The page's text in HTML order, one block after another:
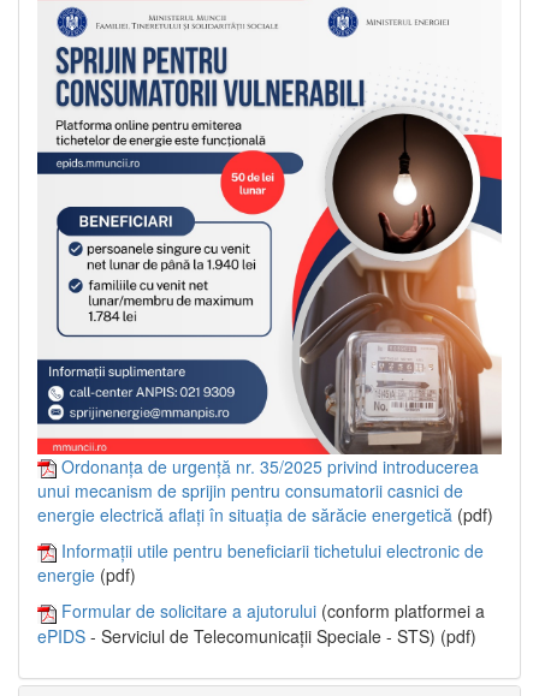
Ordonanța de urgență nr. 35/2025 privind introducerea
unui mecanism de sprijin pentru consumatorii casnici de
energie electrică aflați în situația de sărăcie energetică (pdf)
Informații utile pentru beneficiarii tichetului electronic de
energie (pdf)
Formular de solicitare a ajutorului (conform platformei a
ePIDS - Serviciul de Telecomunicații Speciale - STS) (pdf)